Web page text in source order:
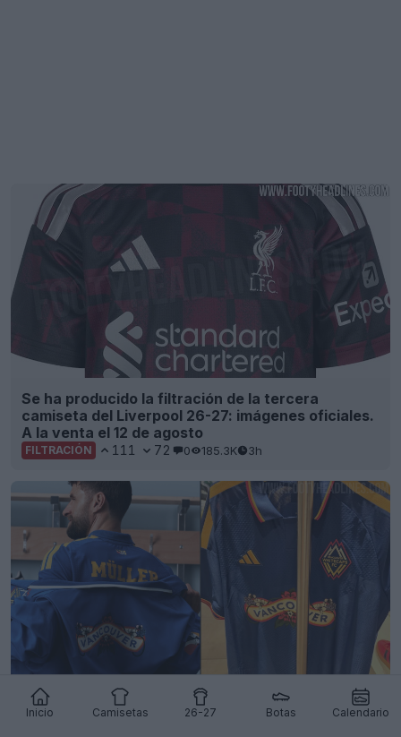
Inicio Camisetas 26-27 Botas Calendario
Se ha producido la filtración de la tercera
camiseta del Liverpool 26-27: imágenes oficiales.
A la venta el 12 de agosto
FILTRACIÓN 111 72 0 185.3K 3h
Avance y filtración de la tercera camiseta de los
Vancouver Whitecaps para 2026: a la venta el 13